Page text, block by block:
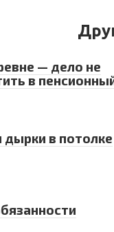
— дело не
в
дырки в потолке